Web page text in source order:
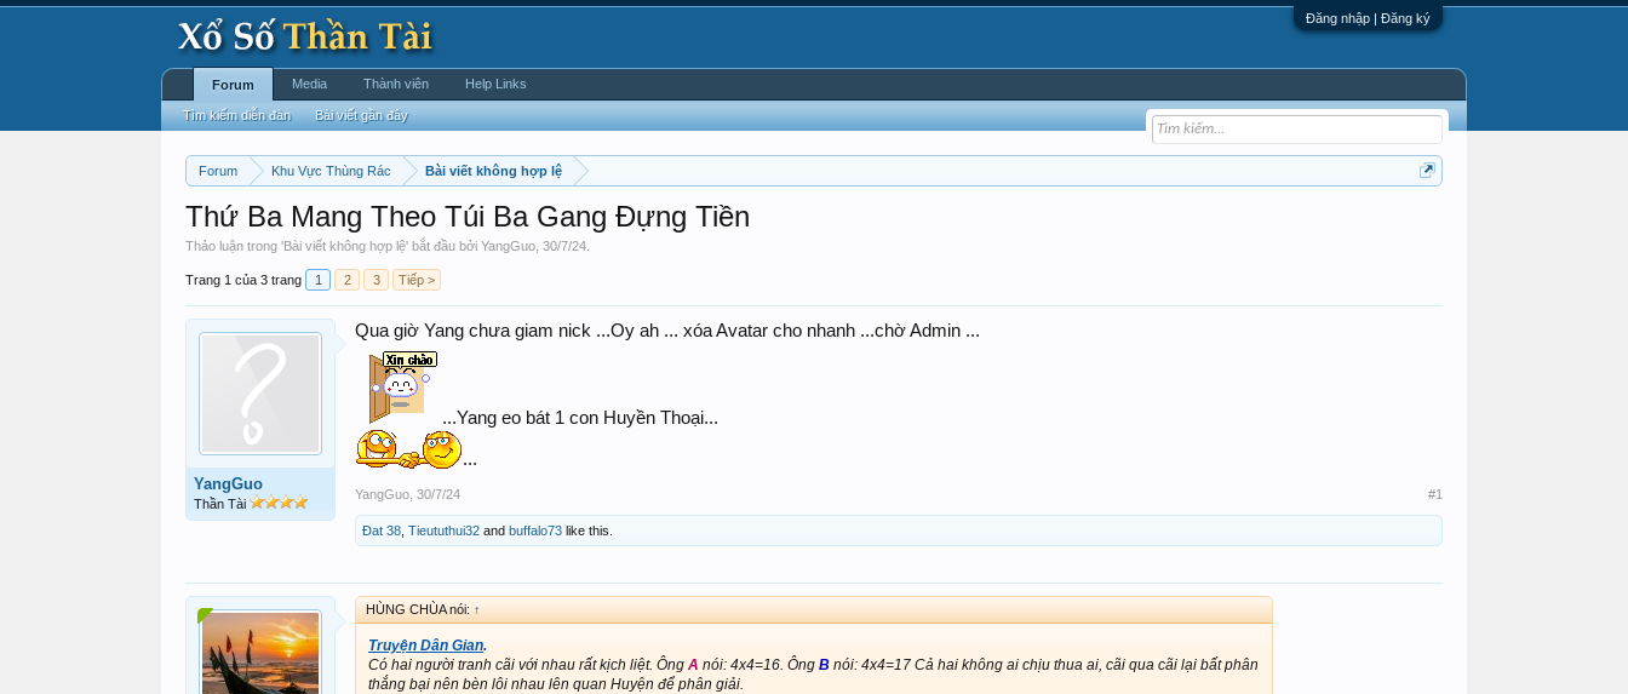
Đăng nhập | Đăng ký
Forum Khu Vực Thùng Rác Bài viết không hợp lệ
Thứ Ba Mang Theo Túi Ba Gang Đựng Tiền
Thảo luận trong 'Bài viết không hợp lệ' bắt đầu bởi YangGuo 30/7/24
Trang 1 của 3 trang 1 2 3 Tiếp >
YangGuo
Thần Tài
Qua giờ Yang chưa giam nick ...Oy ah ... xóa Avatar cho nhanh ...chờ Admin ...
...Yang eo bát 1 con Huyền Thoại...
...
YangGuo 30/7/24 #1
Đat 38 Tieututhui32 and buffalo73 like this.
HÙNG CHÙA nói: ↑
Truyện Dân Gian.
Có hai người tranh cãi với nhau rất kịch liệt. Ông A nói: 4x4=16. Ông B nói: 4x4=17 Cả hai không ai chịu thua ai, cãi qua cãi lại bất phân
thắng bại nên bèn lôi nhau lên quan Huyện để phân giải.
Forum
Tìm kiếm diễn đàn Bài viết gần đây
Media Thành viên Help Links